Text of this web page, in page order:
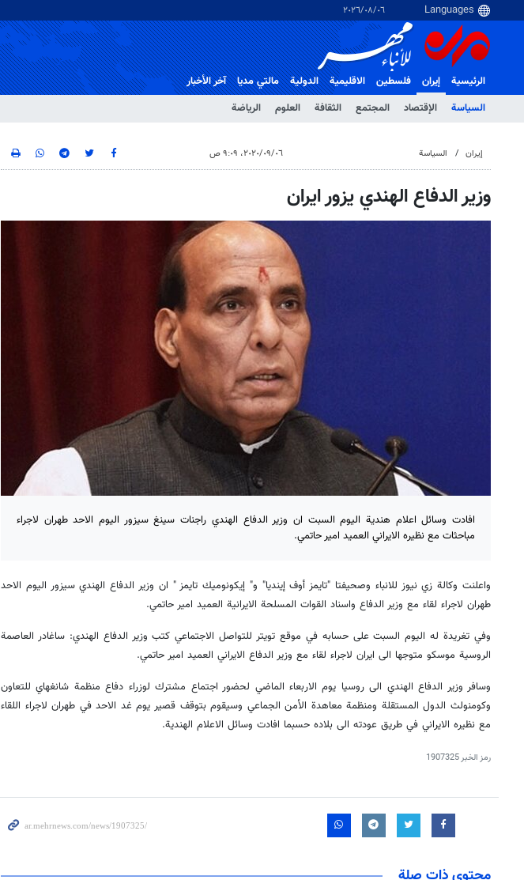
٠٦‏/٠٨‏/٢٠٢٦
الرئيسية
إيران
السياسة
الإقتصاد المجتمع الثقافة العلوم الرياضة
فلسطین الاقلیمیة الدولية مالتي مدیا آخر الأخبار
إيران السياسة ٠٦‏/٠٩‏/٢٠٢٠، ٩:٠٩ ص
وزير الدفاع الهندي يزور ايران
افادت وسائل اعلام هندية اليوم السبت ان وزير الدفاع الهندي راجنات سينغ سيزور اليوم الاحد طهران لاجراء
مباحثات مع نظيره الايراني العميد امير حاتمي.
واعلنت وكالة زي نيوز للانباء وصحيفتا "تايمز أوف إينديا" و" إيكونوميك تايمز " ان وزير الدفاع الهندي سيزور اليوم الاحد
طهران لاجراء لقاء مع وزير الدفاع واسناد القوات المسلحة الايرانية العميد امير حاتمي.
وفي تغريدة له اليوم السبت على حسابه في موقع تويتر للتواصل الاجتماعي كتب وزير الدفاع الهندي: ساغادر العاصمة
الروسية موسكو متوجها الى ايران لاجراء لقاء مع وزير الدفاع الايراني العميد امير حاتمي.
وسافر وزير الدفاع الهندي الى روسيا يوم الاربعاء الماضي لحضور اجتماع مشترك لوزراء دفاع منظمة شانغهاي للتعاون
وكومنولث الدول المستقلة ومنظمة معاهدة الأمن الجماعي وسيقوم بتوقف قصير يوم غد الاحد في طهران لاجراء اللقاء
مع نظيره الايراني في طريق عودته الى بلاده حسبما افادت وسائل الاعلام الهندية.
رمز الخبر1907325
محتوى ذات صلة